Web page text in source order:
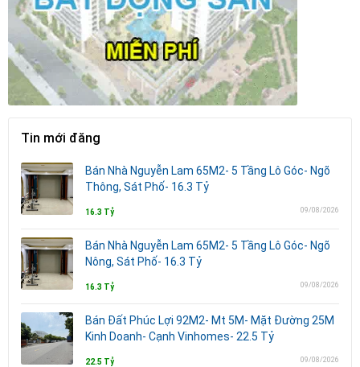
Tin mới đăng
Bán Nhà Nguyễn Lam 65M2- 5 Tầng Lô Góc- Ngõ
Thông, Sát Phố- 16.3 Tỷ
16.3 Tỷ 09/08/2026
Bán Nhà Nguyễn Lam 65M2- 5 Tầng Lô Góc- Ngõ
Nông, Sát Phố- 16.3 Tỷ
16.3 Tỷ 09/08/2026
Bán Đất Phúc Lợi 92M2- Mt 5M- Mặt Đường 25M
Kinh Doanh- Cạnh Vinhomes- 22.5 Tỷ
22.5 Tỷ 09/08/2026